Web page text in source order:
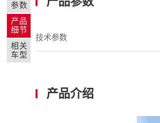
参数
产品
细节
相关
车型
技术参数
产品介绍